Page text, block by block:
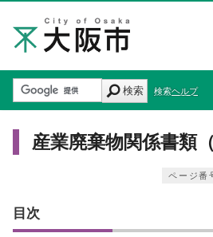
検索 検索ヘルプ
産業廃棄物関係書類（
ページ番
目次